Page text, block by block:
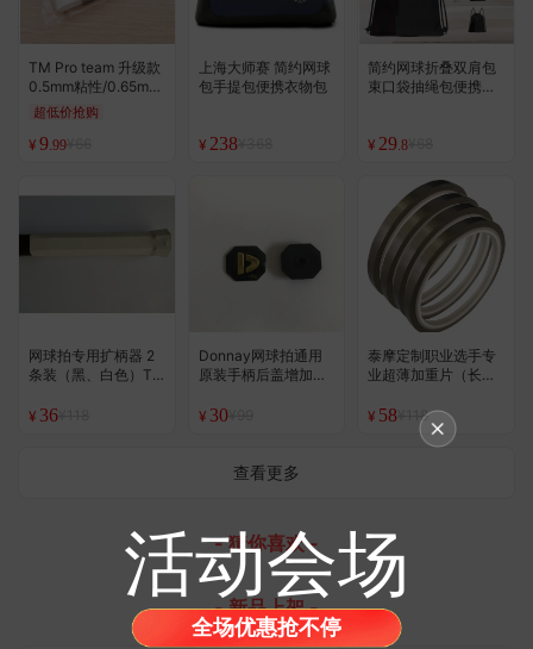
TM Pro team 升级款
0.5mm粘性/0.65mm
磨砂 高端手胶 白色6
个装 基本款
超低价抢购
¥ 9.99
上海大师赛 简约网球
包手提包便携衣物包
¥ 238¥368
简约网球折叠双肩包
束口袋抽绳包便携背
¥ 29.8
网球拍专用扩柄器 2
条装（黑、白色）T
¥ 36
Donnay网球拍通用
原装手柄后盖增加重
¥ 30¥99
泰摩定制职业选手专
业超薄加重片（长度
¥ 58 ¥118
查看更多
- 猜你喜欢 -
- 新品上架 -
活动会场
全场优惠抢不停